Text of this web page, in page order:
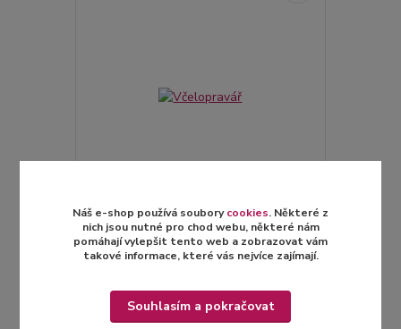
Včelopravář
79 Kč
Přidat do košíku
Náš e-shop používá souborycookies. Některé z
nich jsou nutné pro chod webu, některé nám
pomáhají vylepšit tento web a zobrazovat vám
takové informace, které vás nejvíce zajímají.
Souhlasím a pokračovat